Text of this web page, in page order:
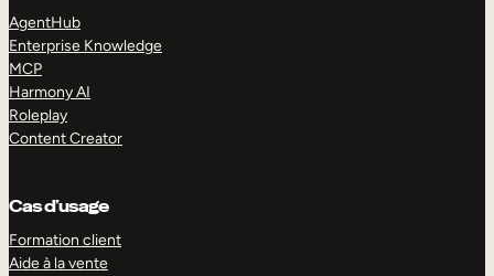
AgentHub
Enterprise Knowledge
MCP
Harmony AI
Roleplay
Content Creator
Cas d’usage
Formation client
Aide à la vente